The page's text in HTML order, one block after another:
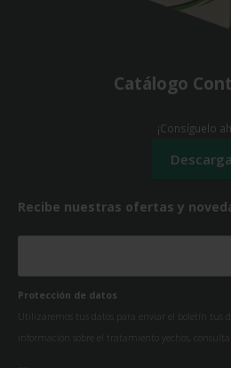
Recibe nuestras ofertas y
Protección de datos
Utilizaremos tus datos para enviar el boletín tus
información sobre el tratamiento yechos,
Catálogo
¡Consíguelo